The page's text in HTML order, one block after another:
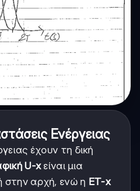
Ενέργειας
έχουν τη δική
U-xείναι μια
στην αρχή, ενώ η ET-x